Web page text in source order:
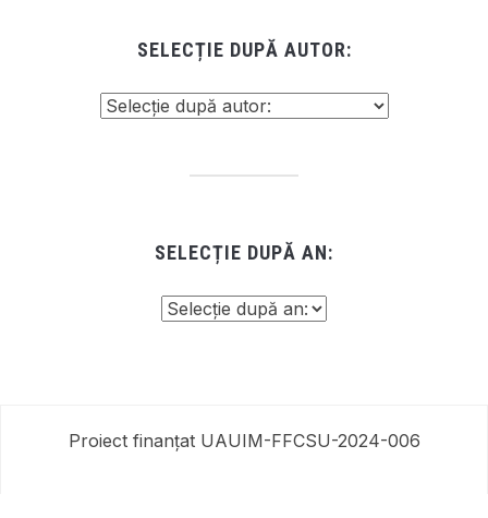
SELECȚIE DUPĂ AUTOR:
SELECȚIE DUPĂ AN:
Proiect finanțat UAUIM-FFCSU-2024-006